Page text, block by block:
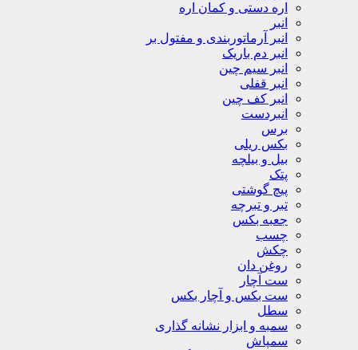
اره دستی و کمان اره
انبر
انبر آرماتوربندی و مفتول بر
انبر دم باریک
انبر سیم چین
انبر قفلی
انبر کف چین
انبردست
برس
بکس ریلی
بیل و بیلچه
پتک
پیچ گوشتی
تبر و تبرچه
جعبه بکس
چسب
چکش
روغن دان
ست آچار
ست بکس و آچار بکس
سطل
سمبه و ابزار نشانه گذاری
سمپاش